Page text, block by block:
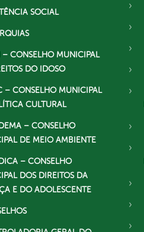
SOCIAL
CONSELHO MUNICIPAL
DO IDOSO
– CONSELHO MUNICIPAL
CULTURAL
– CONSELHO
DE MEIO AMBIENTE
– CONSELHO
DOS DIREITOS DA
E DO ADOLESCENTE